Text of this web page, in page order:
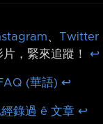
、 Twitter
，緊來追蹤！ ↩︎
(華語) ↩︎
經錄過 ê 文章 ↩︎